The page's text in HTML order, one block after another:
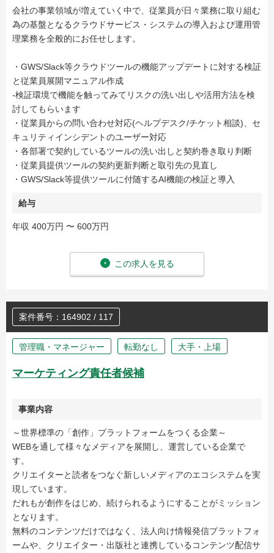
会社の事業領域が増えていく中で、従業員が日々業務に取り組む
為の基盤となるクラウドサービス・システムの導入および運用管
理業務を全般的にお任せします。
・GWS/Slack等クラウドツールの機能アップデートに対する検証
と従業員展開マニュアル作成
‐検証環境で機能を触ってみてリスクの洗い出しや活用方法を検
討してもらいます
・従業員からの問い合わせ対応(ヘルプデスク/チケット相談)、セ
キュリティインシデントのユーザー対応
・各部署で契約しているツールの洗い出しと契約巻き取り判断
・従業員提供ツールの契約更新判断と取引先の見直し
・GWS/Slack等提供ツールに付随するAI機能の検証と導入
給与
年収 400万円 〜 600万円
この求人を見る
案件番号：164902 / 117
管理職・マネージャー 転勤なし 大手・上場
マーケティング責任者候補
事業内容
～世界標準の「創作」プラットフォームをつくる企業～
WEBを通して様々なメディアを展開し、運営している企業で
す。
クリエイターと読者をつなぐ新しいメディアのエコシステムを実
現しています。
だれもが創作をはじめ、続けられるようにすることがミッション
となります。
無料のコンテンツだけではなく、法人向け情報発信プラットフォ
ームや、クリエイター・出版社と連携しているコンテンツ配信サ